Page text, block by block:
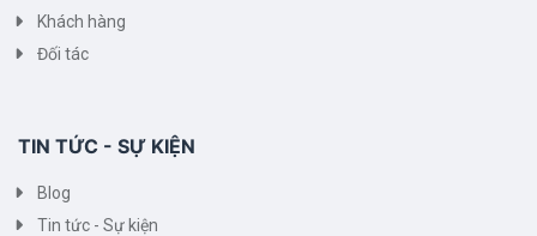
Khách hàng
Đối tác
TIN TỨC - SỰ KIỆN
Blog
Tin tức - Sự kiện